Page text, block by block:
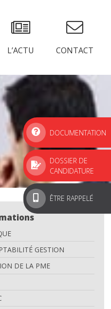
L’ACTU CONTACT
DOCUMENTATION
DOSSIER DE
CANDIDATURE
ÊTRE RAPPELÉ
GESTION
DE LA PME